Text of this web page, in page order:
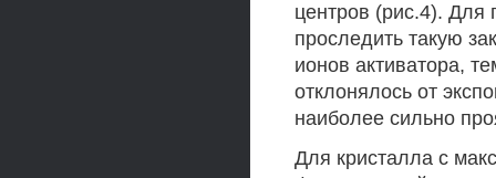
центров (рис.4). Для
проследить такую
ионов активатора,
отклонялось от
наиболее сильно
Для кристалла с